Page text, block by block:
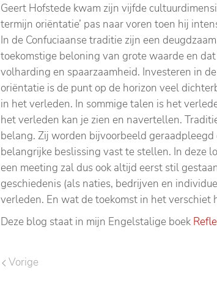
Geert Hofstede kwam zijn vijfde
termijn oriëntatie’ pas naar voren toen hij
In de Confuciaanse traditie zijn een
toekomstige beloning van grote waarde en
volharding en spaarzaamheid. Investeren in
oriëntatie is de punt op de horizon veel
in het verleden. In sommige talen is het
het verleden kan je zien en navertellen.
belang. Zij worden bijvoorbeeld geraadpleegd
belangrijke beslissing vast te stellen. In deze
een meeting zal dus ook altijd eerst stil
geschiedenis (als naties, bedrijven en
verleden. En wat de toekomst in het verschiet
Deze blog staat in mijn Engelstalige boek
Vorige